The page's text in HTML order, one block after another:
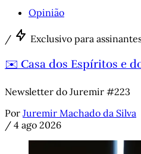
Opinião
/ Exclusivo para
✉️ Casa dos Espíritos e
Newsletter do Juremir #223
Por Juremir Machado da Silva
/ 4 ago 2026